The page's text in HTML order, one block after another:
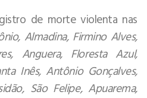
de morte violenta nas
Almadina, Firmino Alves,
Anguera, Floresta Azul,
Inês, Antônio Gonçalves,
São Felipe, Apuarema,